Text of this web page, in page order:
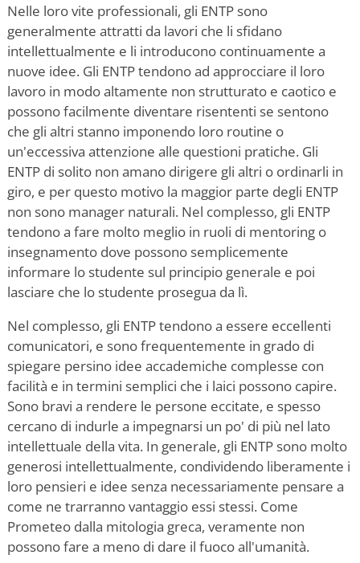
Nelle loro vite professionali, gli ENTP sono
generalmente attratti da lavori che li sfidano
intellettualmente e li introducono continuamente a
nuove idee. Gli ENTP tendono ad approcciare il loro
lavoro in modo altamente non strutturato e caotico e
possono facilmente diventare risententi se sentono
che gli altri stanno imponendo loro routine o
un'eccessiva attenzione alle questioni pratiche. Gli
ENTP di solito non amano dirigere gli altri o ordinarli in
giro, e per questo motivo la maggior parte degli ENTP
non sono manager naturali. Nel complesso, gli ENTP
tendono a fare molto meglio in ruoli di mentoring o
insegnamento dove possono semplicemente
informare lo studente sul principio generale e poi
lasciare che lo studente prosegua da lì.
Nel complesso, gli ENTP tendono a essere eccellenti
comunicatori, e sono frequentemente in grado di
spiegare persino idee accademiche complesse con
facilità e in termini semplici che i laici possono capire.
Sono bravi a rendere le persone eccitate, e spesso
cercano di indurle a impegnarsi un po' di più nel lato
intellettuale della vita. In generale, gli ENTP sono molto
generosi intellettualmente, condividendo liberamente i
loro pensieri e idee senza necessariamente pensare a
come ne trarranno vantaggio essi stessi. Come
Prometeo dalla mitologia greca, veramente non
possono fare a meno di dare il fuoco all'umanità.